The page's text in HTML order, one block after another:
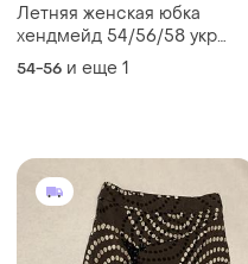
Летняя женская юбка
хендмейд 54/56/58 укр
размер
54-56 и еще 1